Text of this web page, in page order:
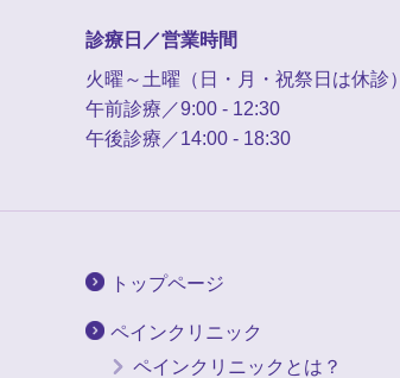
診療日／営業時間
火曜～土曜（日・月・祝祭日は休診）
午前診療／9:00 - 12:30
午後診療／14:00 - 18:30
トップページ
ペインクリニック
ペインクリニックとは？